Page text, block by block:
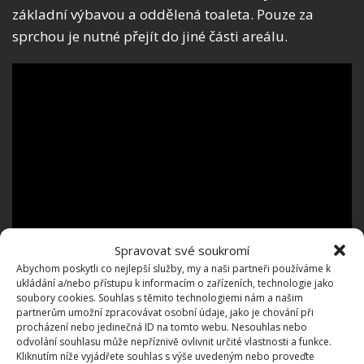
Spravovat své soukromí
Abychom poskytli co nejlepší služby, my a naši partneři používáme k
ukládání a/nebo přístupu k informacím o zařízeních, technologie jako
soubory cookies. Souhlas s těmito technologiemi nám a našim
partnerům umožní zpracovávat osobní údaje, jako je chování při
procházení nebo jedinečná ID na tomto webu. Nesouhlas nebo
odvolání souhlasu může nepříznivě ovlivnit určité vlastnosti a funkce.
Kliknutím níže vyjádřete souhlas s výše uvedeným nebo proveďte
základní výbavou a oddělená toaleta. Pouze za
sprchou je nutné přejít do jiné části areálu.